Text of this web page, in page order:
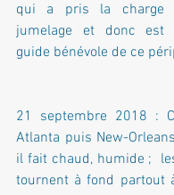
qui a pris la charge
jumelage et donc est
guide bénévole de ce
21 septembre 2018 :
Atlanta puis New-
il fait chaud, humide ;
tournent à fond partout